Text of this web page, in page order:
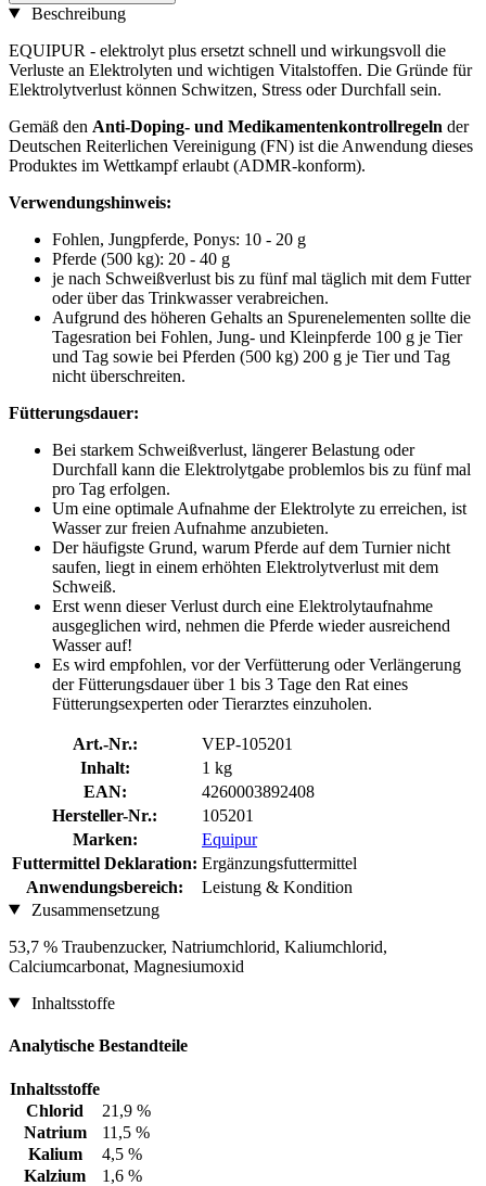
Beschreibung
EQUIPUR - elektrolyt plus ersetzt schnell und wirkungsvoll die
Verluste an Elektrolyten und wichtigen Vitalstoffen. Die Gründe für
Elektrolytverlust können Schwitzen, Stress oder Durchfall sein.
Gemäß den Anti-Doping- und Medikamentenkontrollregeln der
Deutschen Reiterlichen Vereinigung (FN) ist die Anwendung dieses
Produktes im Wettkampf erlaubt (ADMR-konform).
Verwendungshinweis:
Fohlen, Jungpferde, Ponys: 10 - 20 g
Pferde (500 kg): 20 - 40 g
je nach Schweißverlust bis zu fünf mal täglich mit dem Futter
oder über das Trinkwasser verabreichen.
Aufgrund des höheren Gehalts an Spurenelementen sollte die
Tagesration bei Fohlen, Jung- und Kleinpferde 100 g je Tier
und Tag sowie bei Pferden (500 kg) 200 g je Tier und Tag
nicht überschreiten.
Fütterungsdauer:
Bei starkem Schweißverlust, längerer Belastung oder
Durchfall kann die Elektrolytgabe problemlos bis zu fünf mal
pro Tag erfolgen.
Um eine optimale Aufnahme der Elektrolyte zu erreichen, ist
Wasser zur freien Aufnahme anzubieten.
Der häufigste Grund, warum Pferde auf dem Turnier nicht
saufen, liegt in einem erhöhten Elektrolytverlust mit dem
Schweiß.
Erst wenn dieser Verlust durch eine Elektrolytaufnahme
ausgeglichen wird, nehmen die Pferde wieder ausreichend
Wasser auf!
Es wird empfohlen, vor der Verfütterung oder Verlängerung
der Fütterungsdauer über 1 bis 3 Tage den Rat eines
Fütterungsexperten oder Tierarztes einzuholen.
Art.-Nr.:
VEP-105201
Inhalt:
1 kg
EAN:
4260003892408
Hersteller-Nr.:
105201
Marken:
Equipur
Futtermittel Deklaration: Ergänzungsfuttermittel
Anwendungsbereich:
Leistung & Kondition
Zusammensetzung
53,7 % Traubenzucker, Natriumchlorid, Kaliumchlorid,
Calciumcarbonat, Magnesiumoxid
Inhaltsstoffe
Analytische Bestandteile
Inhaltsstoffe
Chlorid
21,9 %
Natrium
11,5 %
Kalium
4,5 %
Kalzium
1,6 %